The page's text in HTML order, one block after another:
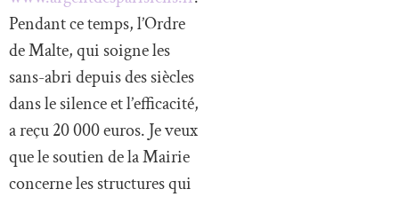
Pendant ce temps, l’Ordre
de Malte, qui soigne les
sans-abri depuis des siècles
dans le silence et l’efficacité,
a reçu 20 000 euros. Je veux
que le soutien de la Mairie
concerne les structures qui